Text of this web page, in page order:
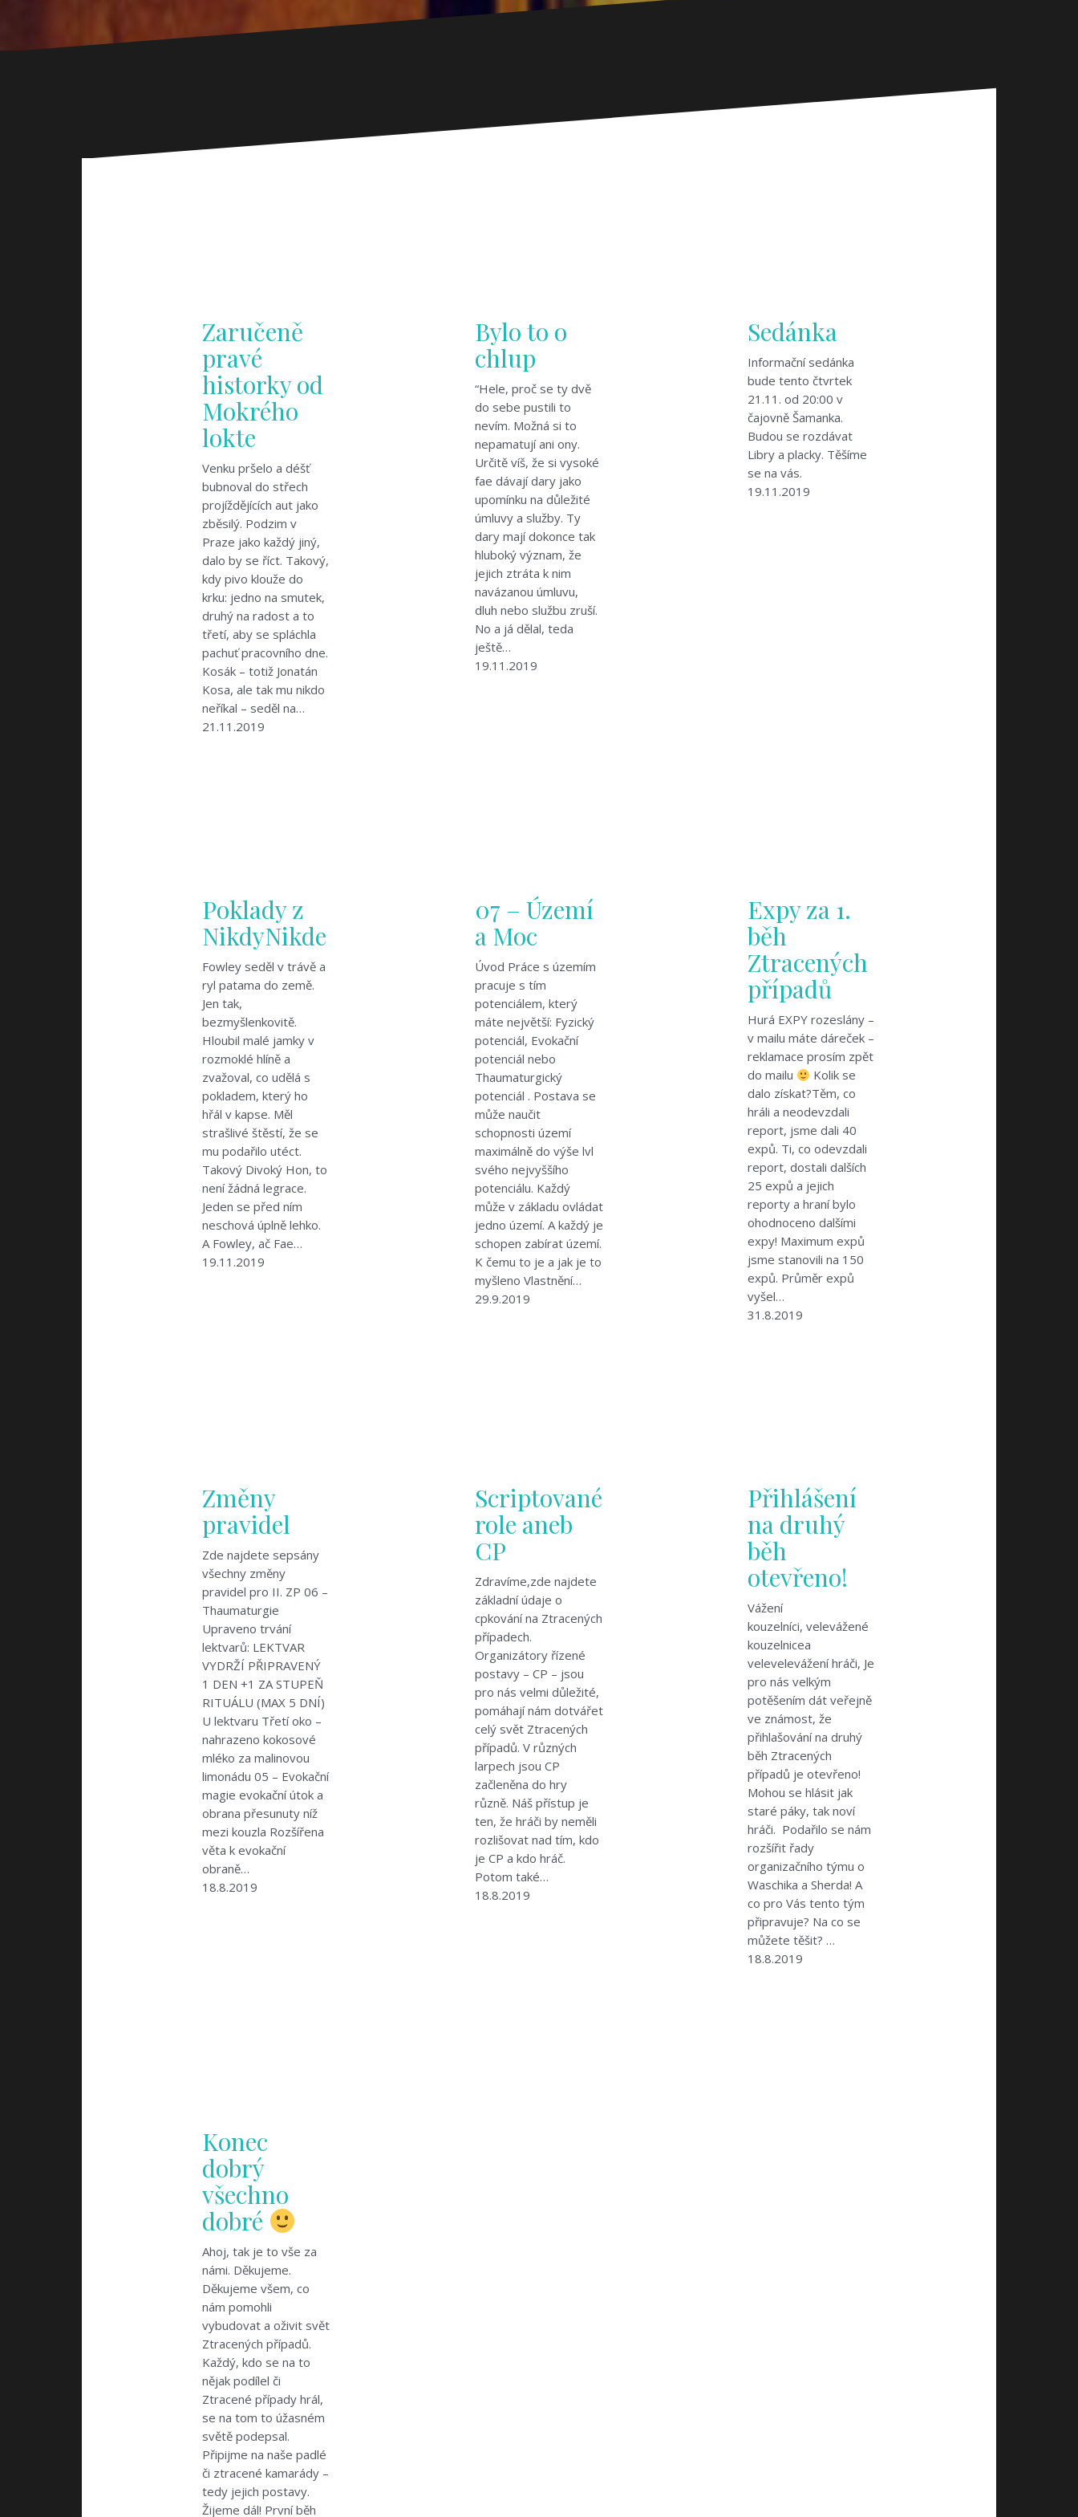
Zaručeně
pravé
historky od
Mokrého
lokte
Venku pršelo a déšť
bubnoval do střech
projíždějících aut jako
zběsilý. Podzim v
Praze jako každý jiný,
dalo by se říct. Takový,
kdy pivo klouže do
krku: jedno na smutek,
druhý na radost a to
třetí, aby se spláchla
pachuť pracovního dne.
Kosák – totiž Jonatán
Kosa, ale tak mu nikdo
neříkal – seděl na…
21.11.2019
Bylo to o
chlup
“Hele, proč se ty dvě
do sebe pustili to
nevím. Možná si to
nepamatují ani ony.
Určitě víš, že si vysoké
fae dávají dary jako
upomínku na důležité
úmluvy a služby. Ty
dary mají dokonce tak
hluboký význam, že
jejich ztráta k nim
navázanou úmluvu,
dluh nebo službu zruší.
No a já dělal, teda
ještě…
19.11.2019
Sedánka
Informační sedánka
bude tento čtvrtek
21.11. od 20:00 v
čajovně Šamanka.
Budou se rozdávat
Libry a placky. Těšíme
se na vás.
19.11.2019
Poklady z
NikdyNikde
Fowley seděl v trávě a
ryl patama do země.
Jen tak,
bezmyšlenkovitě.
Hloubil malé jamky v
rozmoklé hlíně a
zvažoval, co udělá s
pokladem, který ho
hřál v kapse. Měl
strašlivé štěstí, že se
mu podařilo utéct.
Takový Divoký Hon, to
není žádná legrace.
Jeden se před ním
neschová úplně lehko.
A Fowley, ač Fae…
19.11.2019
07 – Území
a Moc
Úvod Práce s územím
pracuje s tím
potenciálem, který
máte největší: Fyzický
potenciál, Evokační
potenciál nebo
Thaumaturgický
potenciál . Postava se
může naučit
schopnosti území
maximálně do výše lvl
svého nejvyššího
potenciálu. Každý
může v základu ovládat
jedno území. A každý je
schopen zabírat území.
K čemu to je a jak je to
myšleno Vlastnění…
29.9.2019
Expy za 1.
běh
Ztracených
případů
Hurá EXPY rozeslány –
v mailu máte dáreček –
reklamace prosím zpět
do mailu
Kolik se
dalo získat?Těm, co
hráli a neodevzdali
report, jsme dali 40
expů. Ti, co odevzdali
report, dostali dalších
25 expů a jejich
reporty a hraní bylo
ohodnoceno dalšími
expy! Maximum expů
jsme stanovili na 150
expů. Průměr expů
vyšel…
31.8.2019
Změny
pravidel
Zde najdete sepsány
všechny změny
pravidel pro II. ZP 06 –
Thaumaturgie
Upraveno trvání
lektvarů: LEKTVAR
VYDRŽÍ PŘIPRAVENÝ
1 DEN +1 ZA STUPEŇ
RITUÁLU (MAX 5 DNÍ)
U lektvaru Třetí oko –
nahrazeno kokosové
mléko za malinovou
limonádu 05 – Evokační
magie evokační útok a
obrana přesunuty níž
mezi kouzla Rozšířena
věta k evokační
obraně…
18.8.2019
Scriptované
role aneb
CP
Zdravíme,zde najdete
základní údaje o
cpkování na Ztracených
případech.
Organizátory řízené
postavy – CP – jsou
pro nás velmi důležité,
pomáhají nám dotvářet
celý svět Ztracených
případů. V různých
larpech jsou CP
začleněna do hry
různě. Náš přístup je
ten, že hráči by neměli
rozlišovat nad tím, kdo
je CP a kdo hráč.
Potom také…
18.8.2019
Přihlášení
na druhý
běh
otevřeno!
Vážení
kouzelníci, velevážené
kouzelnicea
velevelevážení hráči, Je
pro nás velkým
potěšením dát veřejně
ve známost, že
přihlašování na druhý
běh Ztracených
případů je otevřeno!
Mohou se hlásit jak
staré páky, tak noví
hráči. Podařilo se nám
rozšířit řady
organizačního týmu o
Waschika a Sherda! A
co pro Vás tento tým
připravuje? Na co se
můžete těšit? …
18.8.2019
Konec
dobrý
všechno
dobré
Ahoj, tak je to vše za
námi. Děkujeme.
Děkujeme všem, co
nám pomohli
vybudovat a oživit svět
Ztracených případů.
Každý, kdo se na to
nějak podílel či
Ztracené případy hrál,
se na tom to úžasném
světě podepsal.
Připijme na naše padlé
či ztracené kamarády –
tedy jejich postavy.
Žijeme dál! První běh